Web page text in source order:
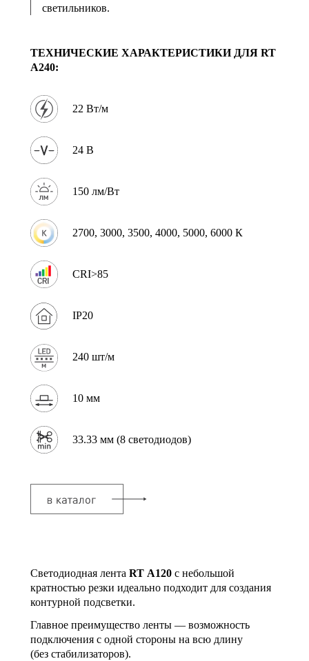
светильников.
ТЕХНИЧЕСКИЕ ХАРАКТЕРИСТИКИ ДЛЯ RT
A240:
22 Вт/м
24 В
150 лм/Вт
2700, 3000, 3500, 4000, 5000, 6000 К
CRI>85
IP20
240 шт/м
10 мм
33.33 мм (8 светодиодов)
Светодиодная лента RT А120 с небольшой
кратностью резки идеально подходит для создания
контурной подсветки.
Главное преимущество ленты — возможность
подключения с одной стороны на всю длину
(без стабилизаторов).